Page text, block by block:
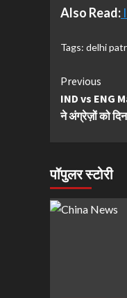
Also Read:
Tags: delhi
Previous
IND vs ENG
ने अंग्रेज़ों को
पॉपुलर स्टोरी